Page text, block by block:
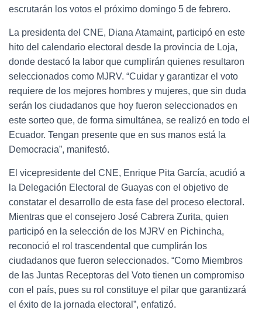
escrutarán los votos el próximo domingo 5 de febrero.
La presidenta del CNE, Diana Atamaint, participó en este
hito del calendario electoral desde la provincia de Loja,
donde destacó la labor que cumplirán quienes resultaron
seleccionados como MJRV. “Cuidar y garantizar el voto
requiere de los mejores hombres y mujeres, que sin duda
serán los ciudadanos que hoy fueron seleccionados en
este sorteo que, de forma simultánea, se realizó en todo el
Ecuador. Tengan presente que en sus manos está la
Democracia”, manifestó.
El vicepresidente del CNE, Enrique Pita García, acudió a
la Delegación Electoral de Guayas con el objetivo de
constatar el desarrollo de esta fase del proceso electoral.
Mientras que el consejero José Cabrera Zurita, quien
participó en la selección de los MJRV en Pichincha,
reconoció el rol trascendental que cumplirán los
ciudadanos que fueron seleccionados. “Como Miembros
de las Juntas Receptoras del Voto tienen un compromiso
con el país, pues su rol constituye el pilar que garantizará
el éxito de la jornada electoral”, enfatizó.